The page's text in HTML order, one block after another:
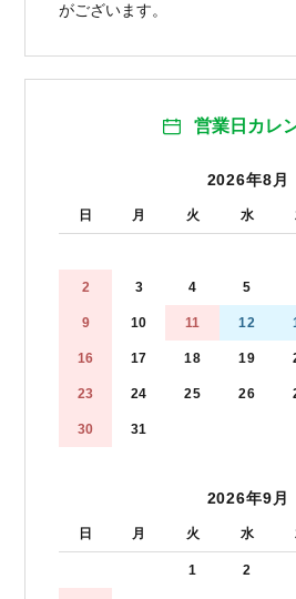
がございます。
営業日カレ
2026年8月
日 月 火 水
2 3 4 5
9 10 11 12
16 17 18 19
23 24 25 26
30 31
2026年9月
日 月 火 水
1 2